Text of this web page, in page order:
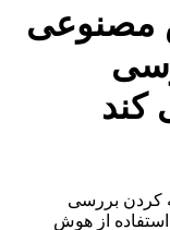
مصنوعی
کند
کردن بررسی
از هوش